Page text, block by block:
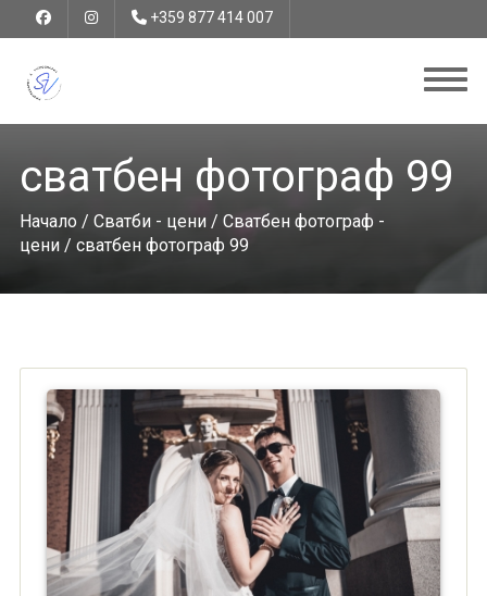
+359 877 414 007
сватбен фотограф 99
Начало / Сватби - цени/ Сватбен фотограф -
цени/ сватбен фотограф 99